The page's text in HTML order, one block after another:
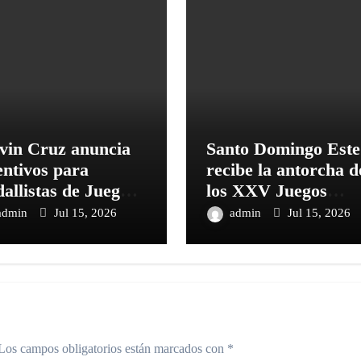
Cruz anuncia
para
de Juegos
y
Jul 15, 2026
Santo Domingo Este
recibe la antorcha
los XXV Juegos
Centroamericanos y
admin Jul 15, 2026
campos obligatorios están marcados con *